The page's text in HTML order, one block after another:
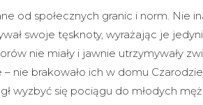
od społecznych granic i norm. Nie
swoje tęsknoty, wyrażając je
nie miały i jawnie utrzymywały
nie brakowało ich w domu
wyzbyć się pociągu do młodych